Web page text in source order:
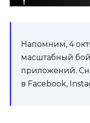
Напомним, 4
масштабный
приложений.
в Facebook,